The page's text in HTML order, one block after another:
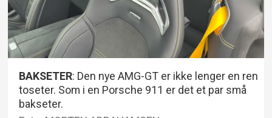
BAKSETER: Den nye AMG-GT er ikke lenger en ren
toseter. Som i en Porsche 911 er det et par små
bakseter.